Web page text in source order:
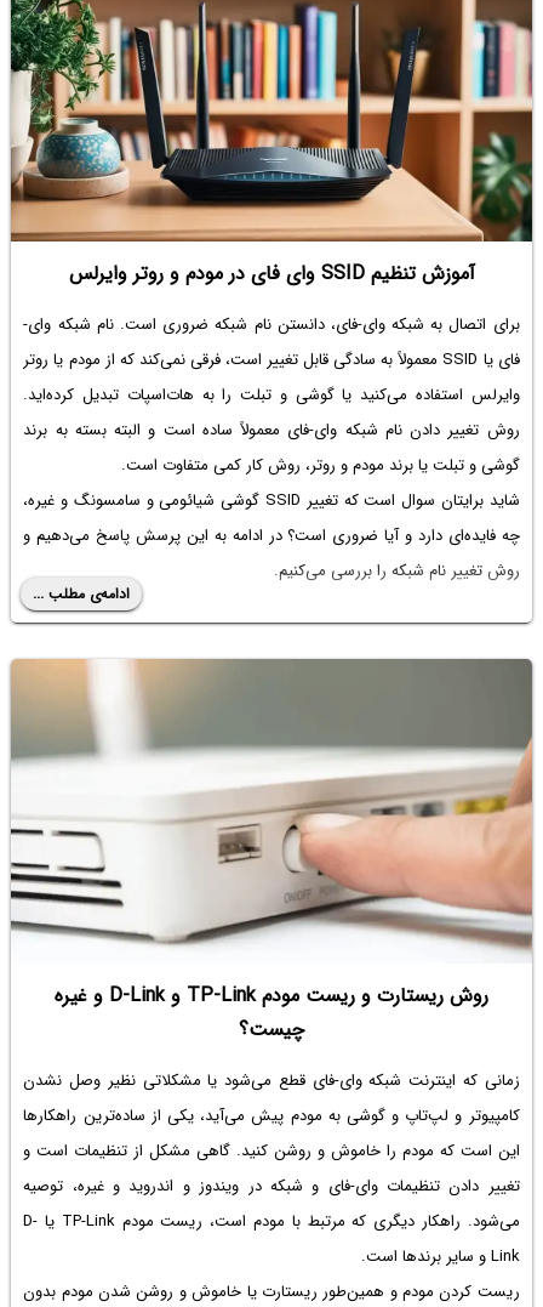
آموزش تنظیم SSID وای فای در مودم و روتر وایرلس
برای اتصال به شبکه وای-فای، دانستن نام شبکه ضروری است. نام شبکه وای-
فای یا SSID معمولاً به سادگی قابل تغییر است، فرقی نمی‌کند که از مودم یا روتر
وایرلس استفاده می‌کنید یا گوشی و تبلت را به هات‌اسپات تبدیل کرده‌اید.
روش تغییر دادن نام شبکه وای-فای معمولاً ساده است و البته بسته به برند
گوشی و تبلت یا برند مودم و روتر، روش کار کمی متفاوت است.
شاید برایتان سوال است که تغییر SSID گوشی شیائومی
و سامسونگ و غیره،
چه فایده‌ای دارد و آیا ضروری است؟ در ادامه به این پرسش پاسخ می‌دهیم و
روش تغییر نام شبکه را بررسی می‌کنیم.
ادامه‌ی مطلب ...
روش ریستارت و ریست مودم TP-Link و D-Link و غیره
چیست؟
زمانی که اینترنت شبکه وای-فای قطع می‌شود یا مشکلاتی نظیر وصل نشدن
کامپیوتر و لپ‌تاپ و گوشی به مودم پیش می‌آید، یکی از ساده‌ترین راهکارها
این است که مودم را خاموش و روشن کنید. گاهی مشکل از تنظیمات است و
تغییر دادن تنظیمات وای-فای و شبکه در ویندوز و اندروید و غیره، توصیه
می‌شود. راهکار دیگری که مرتبط با مودم است، ریست مودم TP-Link
یا D-
Link و سایر برندها است.
ریست کردن مودم و همین‌طور ریستارت یا خاموش و روشن شدن مودم بدون